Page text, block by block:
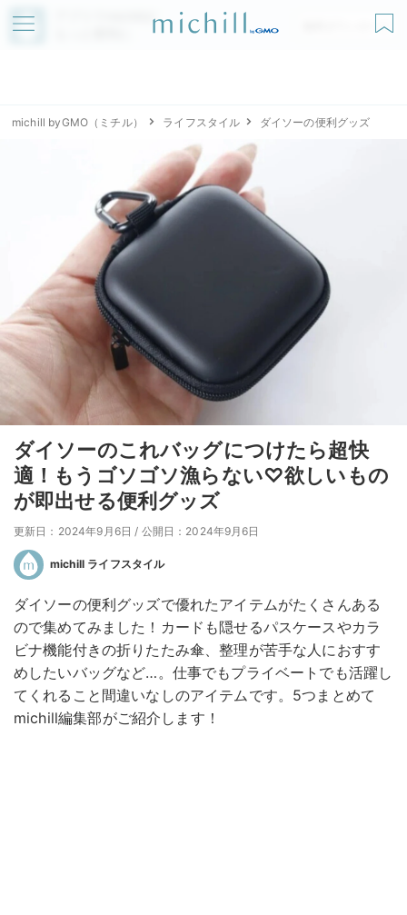
アプリでmichillが
無料ダウンロード
michill byGMO（ミチル） ライフスタイル ダイソーの便利グッズ
ダイソーのこれバッグにつけたら超快
適！もうゴソゴソ漁らない♡欲しいもの
が即出せる便利グッズ
更新日：2024年9月6日 / 公開日：2024年9月6日
michill ライフスタイル
ダイソーの便利グッズで優れたアイテムがたくさんある
ので集めてみました！カードも隠せるパスケースやカラ
ビナ機能付きの折りたたみ傘、整理が苦手な人におすす
めしたいバッグなど…。仕事でもプライベートでも活躍し
てくれること間違いなしのアイテムです。5つまとめて
michill編集部がご紹介します！